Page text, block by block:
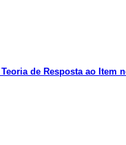
de Resposta ao Item